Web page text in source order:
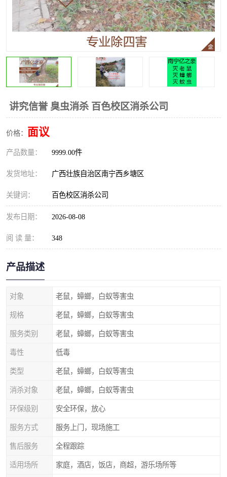
讲究信誉 臭虫消杀 百色校区消杀公司
价格： 面议
产品数量： 9999.00件
发货地址： 广西壮族自治区南宁西乡塘区
关键词： 百色校区消杀公司
发布日期： 2026-08-08
阅 读 量： 348
产品描述
对象 老鼠，蟑螂，白蚁等害虫
规格 老鼠，蟑螂，白蚁等害虫
服务类别 老鼠，蟑螂，白蚁等害虫
毒性 低毒
类型 老鼠，蟑螂，白蚁等害虫
消杀对象 老鼠，蟑螂，白蚁等害虫
环保级别 安全环保，放心
服务方式 服务上门，现场施工
售后服务 全程跟踪
适用场所 家庭，酒店，饭店，商超，游乐场所等